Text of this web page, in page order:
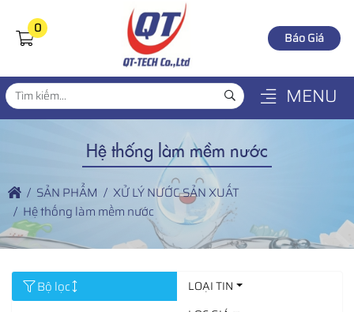
0
Báo Giá
MENU
Hệ thống làm mềm nước
SẢN PHẨM
XỬ LÝ NƯỚC SẢN XUẤT
Hệ thống làm mềm nước
Bộ lọc
LOẠI TIN